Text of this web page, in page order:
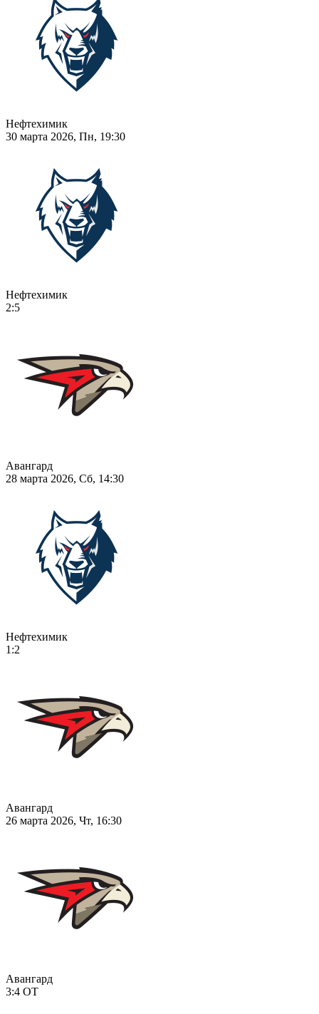
Нефтехимик
30 марта 2026, Пн, 19:30
Нефтехимик
2:5
Авангард
28 марта 2026, Сб, 14:30
Нефтехимик
1:2
Авангард
26 марта 2026, Чт, 16:30
Авангард
3:4 ОТ